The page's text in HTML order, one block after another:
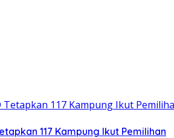
117 Kampung Ikut Pemilihan